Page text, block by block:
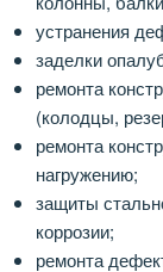
устранения
заделки
ремонта
(колодцы,
ремонта
нагружению;
защиты
коррозии;
ремонта